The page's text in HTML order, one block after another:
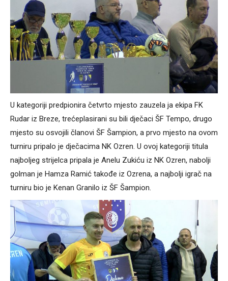
U kategoriji predpionira četvrto mjesto zauzela ja ekipa FK
Rudar iz Breze, trećeplasirani su bili dječaci ŠF Tempo, drugo
mjesto su osvojili članovi ŠF Šampion, a prvo mjesto na ovom
turniru pripalo je dječacima NK Ozren. U ovoj kategoriji titula
najboljeg strijelca pripala je Anelu Zukiću iz NK Ozren, nabolji
golman je Hamza Ramić takođe iz Ozrena, a najbolji igrač na
turniru bio je Kenan Granilo iz ŠF Šampion.